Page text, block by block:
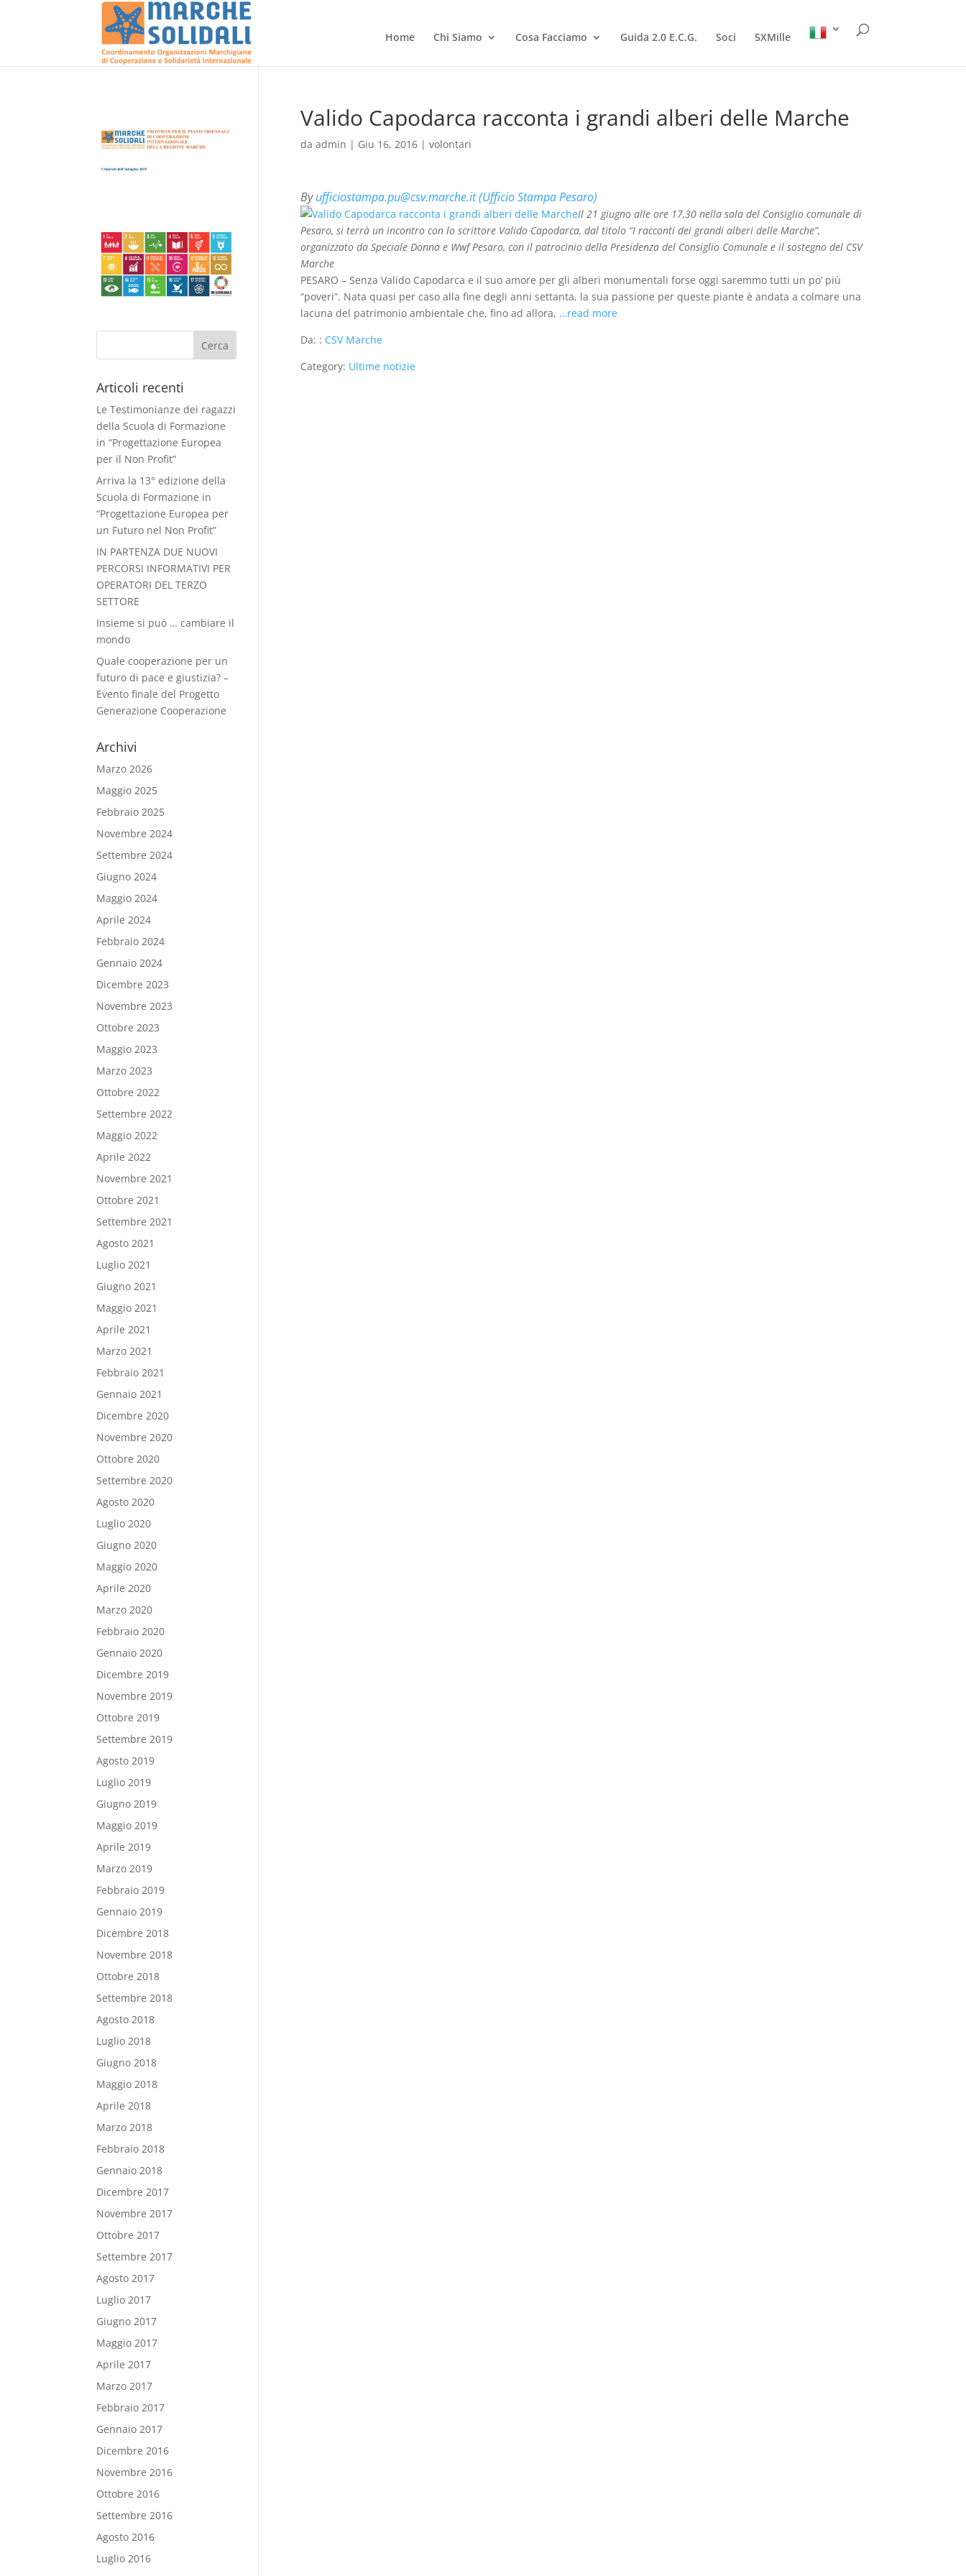
Home Chi Siamo Cosa Facciamo Guida 2.0 E.C.G. Soci 5XMille
Valido Capodarca racconta i grandi alberi delle Marche
da admin | Giu 16, 2016| volontari
Byufficiostampa.pu@csv.marche.it (Ufficio Stampa Pesaro)
Il 21 giugno alle ore 17,30 nella sala del Consiglio comunale di
Pesaro, si terrà un incontro con lo scrittore Valido Capodarca, dal titolo “I racconti dei grandi alberi delle Marche”,
organizzato da Speciale Donna e Wwf Pesaro, con il patrocinio della Presidenza del Consiglio Comunale e il sostegno del CSV
Marche
PESARO – Senza Valido Capodarca e il suo amore per gli alberi monumentali forse oggi saremmo tutti un po’ più
“poveri”. Nata quasi per caso alla fine degli anni settanta, la sua passione per queste piante è andata a colmare una
lacuna del patrimonio ambientale che, fino ad allora, …read more
Da: : CSV Marche
Category: Ultime notizie
Articoli recenti
Le Testimonianze dei ragazzi
della Scuola di Formazione
in “Progettazione Europea
per il Non Profit”
Arriva la 13° edizione della
Scuola di Formazione in
“Progettazione Europea per
un Futuro nel Non Profit”
IN PARTENZA DUE NUOVI
PERCORSI INFORMATIVI PER
OPERATORI DEL TERZO
SETTORE
Insieme si può … cambiare il
mondo
Quale cooperazione per un
futuro di pace e giustizia? –
Evento finale del Progetto
Generazione Cooperazione
Archivi
Marzo 2026
Maggio 2025
Febbraio 2025
Novembre 2024
Settembre 2024
Giugno 2024
Maggio 2024
Aprile 2024
Febbraio 2024
Gennaio 2024
Dicembre 2023
Novembre 2023
Ottobre 2023
Maggio 2023
Marzo 2023
Ottobre 2022
Settembre 2022
Maggio 2022
Aprile 2022
Novembre 2021
Ottobre 2021
Settembre 2021
Agosto 2021
Luglio 2021
Giugno 2021
Maggio 2021
Aprile 2021
Marzo 2021
Febbraio 2021
Gennaio 2021
Dicembre 2020
Novembre 2020
Ottobre 2020
Settembre 2020
Agosto 2020
Luglio 2020
Giugno 2020
Maggio 2020
Aprile 2020
Marzo 2020
Febbraio 2020
Gennaio 2020
Dicembre 2019
Novembre 2019
Ottobre 2019
Settembre 2019
Agosto 2019
Luglio 2019
Giugno 2019
Maggio 2019
Aprile 2019
Marzo 2019
Febbraio 2019
Gennaio 2019
Dicembre 2018
Novembre 2018
Ottobre 2018
Settembre 2018
Agosto 2018
Luglio 2018
Giugno 2018
Maggio 2018
Aprile 2018
Marzo 2018
Febbraio 2018
Gennaio 2018
Dicembre 2017
Novembre 2017
Ottobre 2017
Settembre 2017
Agosto 2017
Luglio 2017
Giugno 2017
Maggio 2017
Aprile 2017
Marzo 2017
Febbraio 2017
Gennaio 2017
Dicembre 2016
Novembre 2016
Ottobre 2016
Settembre 2016
Agosto 2016
Luglio 2016